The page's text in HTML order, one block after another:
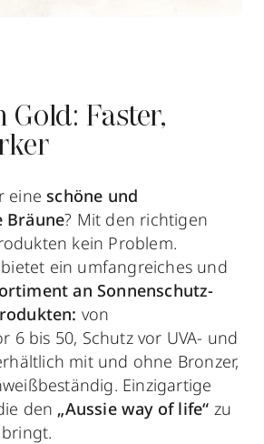
Faster,
eine schöne und
Bräune? Mit den richtigen
kein Problem.
bietet ein umfangreiches und
an Sonnenschutz-
von
6 bis 50, Schutz vor UVA- und
mit und ohne Bronzer,
Einzigartige
den „Aussie way of life“ zu